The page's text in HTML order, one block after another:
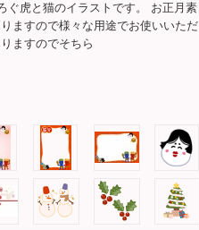
ぐ虎と猫のイラストです。 お正月素
ますので様々な用途でお使いいただ
ますのでそちら